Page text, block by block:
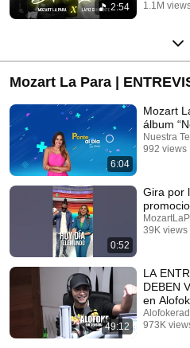
2:54
1.1M
Mozart La Para |
6:04
Mozart
álbum
Nuestra
992 views
0:52
Gira por
39K views
49:12
LA
DEBEN
en
973K